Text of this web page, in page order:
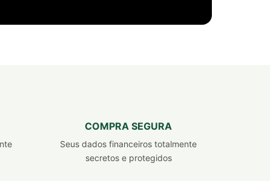
EMPREENDA COM PRODUTOS JÁ VALIDADOS
NO MERCADO! CADASTRE-SE! É GRÁTIS :)
COMPRA SEGURA
Seus dados financeiros totalmente
secretos e protegidos